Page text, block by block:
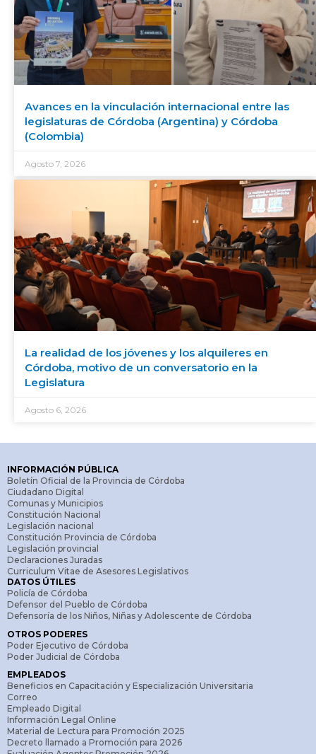
Avances en la vinculación internacional entre las
legislaturas de Córdoba (Argentina) y Córdoba
(Colombia)
Agosto 7, 2026
La realidad de los jóvenes y los alquileres en
Córdoba, motivo de un conversatorio en la
Legislatura
Agosto 6, 2026
INFORMACIÓN PÚBLICA
Boletín Oficial de la Provincia de Córdoba
Ciudadano Digital
Comunas y Municipios
Constitución Nacional
Legislación nacional
Constitución Provincia de Córdoba
Legislación provincial
Declaraciones Juradas
Curriculum Vitae de Asesores Legislativos
DATOS ÚTILES
Policía de Córdoba
Defensor del Pueblo de Córdoba
Defensoría de los Niños, Niñas y Adolescente de Córdoba
OTROS PODERES
Poder Ejecutivo de Córdoba
Poder Judicial de Córdoba
EMPLEADOS
Beneficios en Capacitación y Especialización Universitaria
Correo
Empleado Digital
Información Legal Online
Material de Lectura para Promoción 2025
Decreto llamado a Promoción para 2026